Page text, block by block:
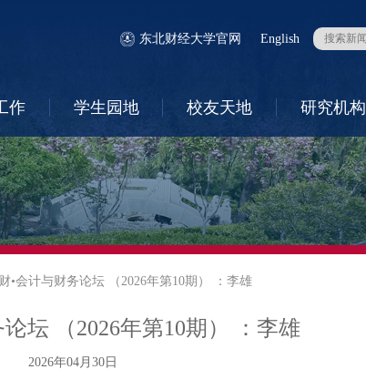
东北财经大学官网 English
作 学生园地 校友天地 研究机构
•会计与财务论坛 （2026年第10期） ：李雄
坛 （2026年第10期） ：李雄
2026年04月30日